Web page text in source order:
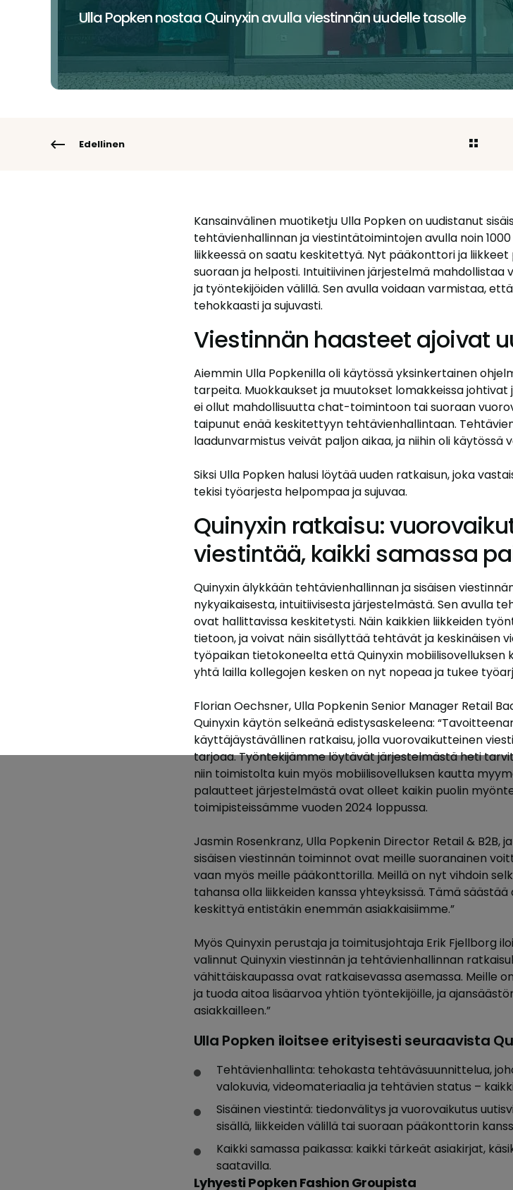
Ulla Popken nostaa Quinyxin avulla viestinnän uudelle tasolle
Edellinen
Kansainvälinen muotiketju Ulla Popken on uudistanut
tehtävienhallinnan ja viestintätoimintojen avulla noin
liikkeessä on saatu keskitettyä. Nyt pääkonttori ja
suoraan ja helposti. Intuitiivinen järjestelmä
ja työntekijöiden välillä. Sen avulla voidaan varmistaa,
tehokkaasti ja sujuvasti.
Viestinnän haasteet ajoivat
Aiemmin Ulla Popkenilla oli käytössä yksinkertainen
tarpeita. Muokkaukset ja muutokset lomakkeissa
ei ollut mahdollisuutta chat-toimintoon tai suoraan
taipunut enää keskitettyyn tehtävienhallintaan.
laadunvarmistus veivät paljon aikaa, ja niihin oli käytössä
Siksi Ulla Popken halusi löytää uuden ratkaisun, joka
tekisi työarjesta helpompaa ja sujuvaa.
Quinyxin ratkaisu:
viestintää, kaikki samassa
Quinyxin älykkään tehtävienhallinnan ja sisäisen
nykyaikaisesta, intuitiivisesta järjestelmästä. Sen avulla
ovat hallittavissa keskitetysti. Näin kaikkien liikkeiden
tietoon, ja voivat näin sisällyttää tehtävät ja keskinäisen
työpaikan tietokoneelta että Quinyxin
yhtä lailla kollegojen kesken on nyt nopeaa ja tukee
Florian Oechsner, Ulla Popkenin Senior Manager Retail
Quinyxin käytön selkeänä edistysaskeleena:
käyttäjäystävällinen ratkaisu, jolla vuorovaikutteinen
tarjoaa. Työntekijämme löytävät järjestelmästä heti
niin toimistolta kuin myös mobiilisovelluksen kautta
palautteet järjestelmästä ovat olleet kaikin puolin
toimipisteissämme vuoden 2024 loppussa.
Jasmin Rosenkranz, Ulla Popkenin Director Retail & B2B,
sisäisen viestinnän toiminnot ovat meille suoranainen
vaan myös meille pääkonttorilla. Meillä on nyt vihdoin
tahansa olla liikkeiden kanssa yhteyksissä. Tämä
keskittyä entistäkin enemmän asiakkaisiimme.”
Myös Quinyxin perustaja ja toimitusjohtaja Erik Fjellborg
valinnut Quinyxin viestinnän ja tehtävienhallinnan
vähittäiskaupassa ovat ratkaisevassa asemassa. Meille
ja tuoda aitoa lisäarvoa yhtiön työntekijöille, ja
asiakkailleen.”
Ulla Popken iloitsee erityisesti seuraavista
Tehtävienhallinta: tehokasta tehtäväsuunnittelua,
valokuvia, videomateriaalia ja tehtävien status –
Sisäinen viestintä: tiedonvälitys ja vuorovaikutus
sisällä, liikkeiden välillä tai suoraan pääkonttorin
Kaikki samassa paikassa: kaikki tärkeät asiakirjat,
saatavilla.
Lyhyesti Popken Fashion Groupista